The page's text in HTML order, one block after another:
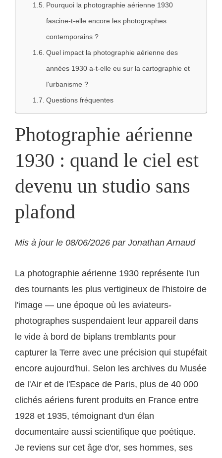
Pourquoi la photographie aérienne 1930
fascine-t-elle encore les photographes
contemporains ?
Quel impact la photographie aérienne des
années 1930 a-t-elle eu sur la cartographie et
l'urbanisme ?
Questions fréquentes
Photographie aérienne
1930 : quand le ciel est
devenu un studio sans
plafond
Mis à jour le 08/06/2026 par Jonathan Arnaud
La photographie aérienne 1930 représente l'un
des tournants les plus vertigineux de l'histoire de
l'image — une époque où les aviateurs-
photographes suspendaient leur appareil dans
le vide à bord de biplans tremblants pour
capturer la Terre avec une précision qui stupéfait
encore aujourd'hui. Selon les archives du Musée
de l'Air et de l'Espace de Paris, plus de 40 000
clichés aériens furent produits en France entre
1928 et 1935, témoignant d'un élan
documentaire aussi scientifique que poétique.
Je reviens sur cet âge d'or, ses hommes, ses